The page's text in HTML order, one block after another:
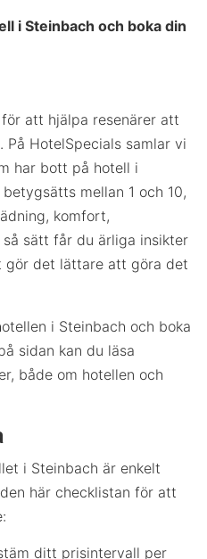
i Steinbach och boka din
att hjälpa resenärer att
HotelSpecials samlar vi
har bott på hotell i
mellan 1 och 10,
komfort,
sätt får du ärliga insikter
gör det lättare att göra det
i Steinbach och boka
sidan kan du läsa
både om hotellen och
i Steinbach är enkelt
här checklistan för att
ditt prisintervall per